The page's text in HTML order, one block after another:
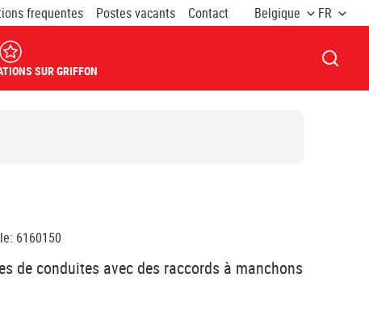
frequentes Postes vacants Contact Belgique FR
SUR GRIFFON
: 6160150
de conduites avec des raccords à manchons